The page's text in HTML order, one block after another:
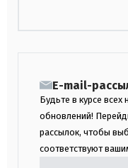
E-mail-
Будьте в курсе всех
обновлений!
рассылок, чтобы
соответствуют